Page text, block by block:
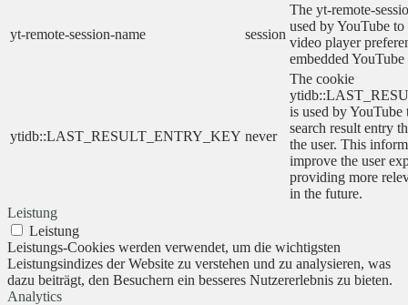
yt-remote-session-name session
The yt-remote-
used by YouTube to
video player
embedded
ytidb::LAST_RESULT_ENTRY_KEY never
The cookie
is used by YouTube
search result entry
the user. This
improve the user
providing more
in the future.
Leistung
Leistung
Leistungs-Cookies werden verwendet, um die wichtigsten
Leistungsindizes der Website zu verstehen und zu analysieren, was
dazu beiträgt, den Besuchern ein besseres Nutzererlebnis zu bieten.
Analytics